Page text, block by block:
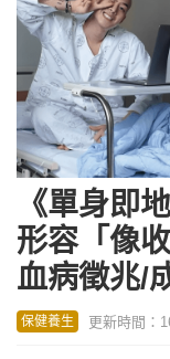
《單身即
形容「像
血病徵兆/
保健養生 更新時間：